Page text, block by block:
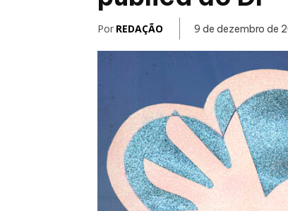
Por REDAÇÃO 9 de dezembro de